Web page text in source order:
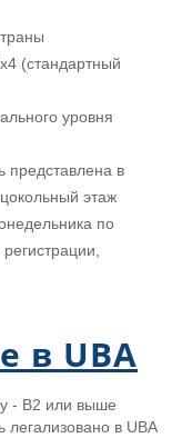
(стандартный
уровня
представлена в
этаж
по
в UBA
- B2 или выше
в UBA